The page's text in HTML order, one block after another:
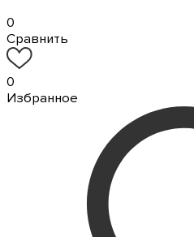
0
Сравнить
0
Избранное